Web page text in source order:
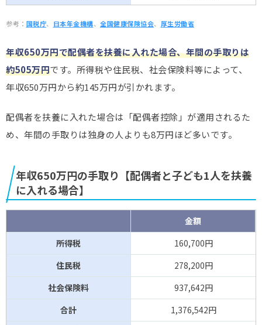
参考： 国税庁、 日本年金機構、 全国健康保険協会、 厚生労働省
年収650万円で配偶者を扶養に入れた場合、年間の手取りは
約505万円です。所得税や住民税、社会保険料等によって、
年収650万円から約145万円が引かれます。
配偶者を扶養に入れた場合は「配偶者控除」が適用されるた
め、年間の手取りは独身の人よりも8万円ほど多いです。
年収650万円の手取り【配偶者と子ども1人を扶養
に入れる場合】
金額
所得税
160,700円
住民税
278,200円
社会保険料
937,642円
合計
1,376,542円